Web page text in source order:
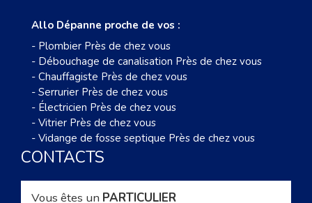
Allo Dépanne proche de vos :
- Plombier Près de chez vous
- Débouchage de canalisation Près de chez vous
- Chauffagiste Près de chez vous
- Serrurier Près de chez vous
- Électricien Près de chez vous
- Vitrier Près de chez vous
- Vidange de fosse septique Près de chez vous
CONTACTS
Vous êtes un PARTICULIER